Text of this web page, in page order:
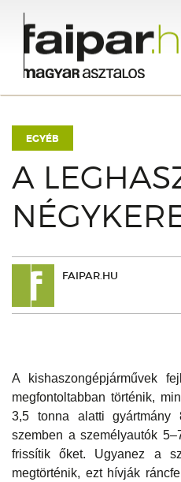
EGYÉB
A
FAIPAR.HU
A kishaszongépjárművek
megfontoltabban történik,
3,5 tonna alatti
szemben a személyautók
frissítik őket. Ugyanez a
megtörténik, ezt hívják